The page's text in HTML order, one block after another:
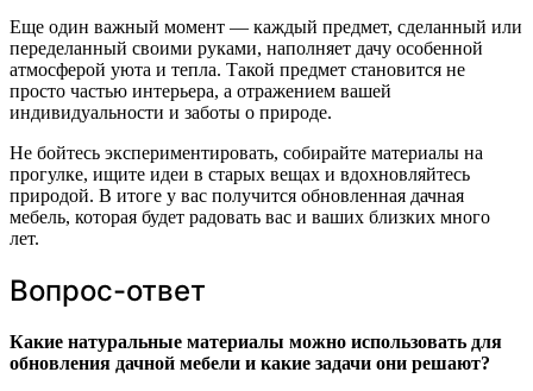
Еще один важный момент — каждый предмет, сделанный или
переделанный своими руками, наполняет дачу особенной
атмосферой уюта и тепла. Такой предмет становится не
просто частью интерьера, а отражением вашей
индивидуальности и заботы о природе.
Не бойтесь экспериментировать, собирайте материалы на
прогулке, ищите идеи в старых вещах и вдохновляйтесь
природой. В итоге у вас получится обновленная дачная
мебель, которая будет радовать вас и ваших близких много
лет.
Вопрос-ответ
Какие натуральные материалы можно использовать для
обновления дачной мебели и какие задачи они решают?